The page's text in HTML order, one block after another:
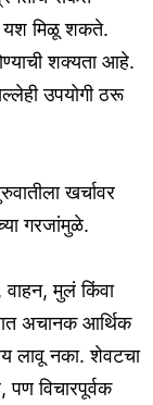
यश मिळू शकते.
शक्यता आहे.
उपयोगी ठरू
खर्चावर
गरजांमुळे.
वाहन, मुलं किंवा
अचानक आर्थिक
लावू नका. शेवटचा
विचारपूर्वक